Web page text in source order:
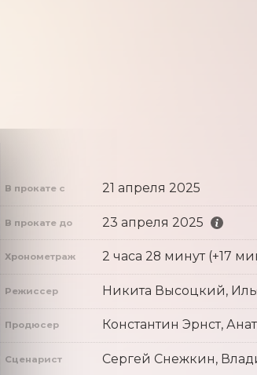
В прокате с 21 апреля 2025
В прокате до 23 апреля 2025
Хронометраж 2 часа 28 минут (+17
Режиссер Никита Высоцкий,
Продюсер Константин Эрнст,
Сценарист Сергей Снежкин,